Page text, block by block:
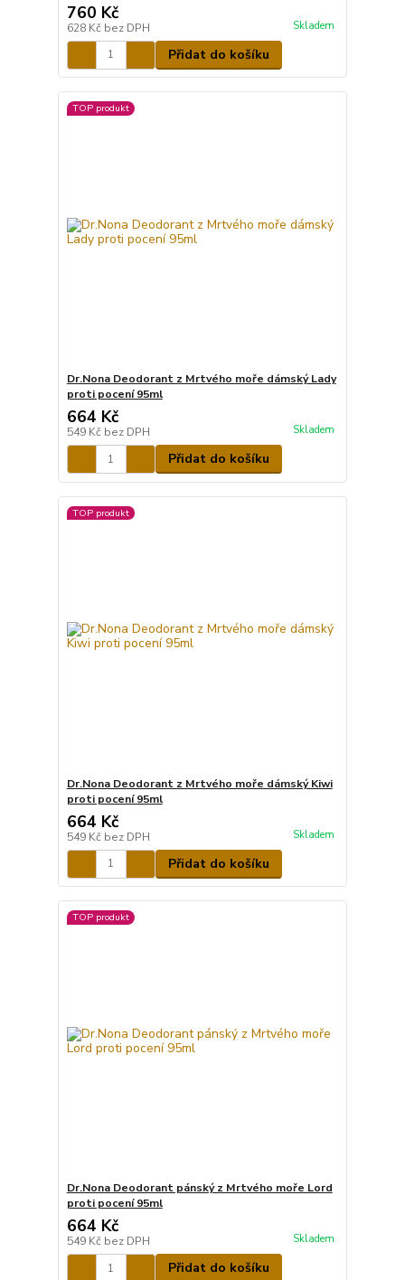
760 Kč
628 Kč bez DPH Skladem
Přidat do košíku
TOP produkt
Dr.Nona Deodorant z Mrtvého moře dámský Lady
proti pocení 95ml
664 Kč
549 Kč bez DPH Skladem
Přidat do košíku
TOP produkt
Dr.Nona Deodorant z Mrtvého moře dámský Kiwi
proti pocení 95ml
664 Kč
549 Kč bez DPH Skladem
Přidat do košíku
TOP produkt
Dr.Nona Deodorant pánský z Mrtvého moře Lord
proti pocení 95ml
664 Kč
549 Kč bez DPH Skladem
Přidat do košíku